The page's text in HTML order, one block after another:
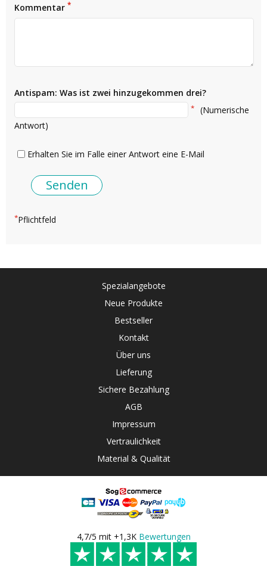
Kommentar *
Antispam: Was ist zwei hinzugekommen drei?
*
(Numerische
Antwort)
Erhalten Sie im Falle einer Antwort eine E-Mail
*Pflichtfeld
Spezialangebote
Neue Produkte
Bestseller
Kontakt
Über uns
Lieferung
Sichere Bezahlung
AGB
Impressum
Vertraulichkeit
Material & Qualität
4,7/5 mit +1,3K Bewertungen